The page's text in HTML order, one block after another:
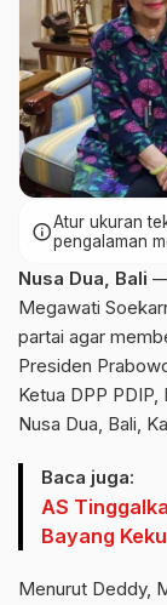
infoAtur ukuran
pengalaman
Nusa Dua, Bali —
Megawati
partai agar
Presiden
Ketua DPP
Nusa Dua, Bali,
Baca juga:
AS
Bayang
Menurut Deddy,